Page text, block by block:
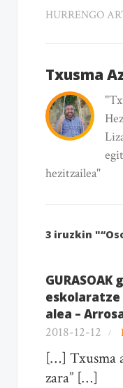
HURRENGO
Txusma
hezitzailea"
3 iruzkin
eskolaratze
alea –
2018-12-12
[…] Txusma
zara” […]